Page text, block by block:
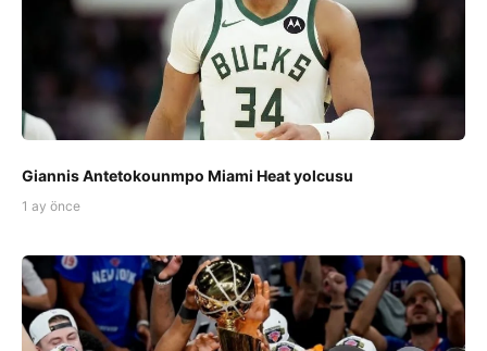
Giannis Antetokounmpo Miami Heat yolcusu
1 ay önce